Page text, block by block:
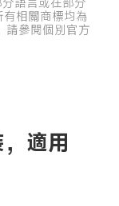
相關商標均為
請參閱個別官方
適用